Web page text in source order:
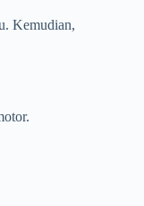
Kemudian,